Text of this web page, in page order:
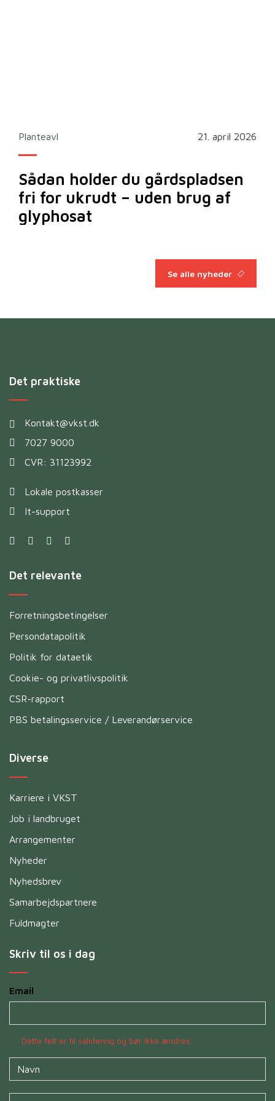
Planteavl 21. april 2026
Sådan holder du gårdspladsen
fri for ukrudt – uden brug af
glyphosat
Se alle nyheder
Det praktiske
Kontakt@vkst.dk
7027 9000
CVR: 31123992
Lokale postkasser
It-support
Det relevante
Forretningsbetingelser
Persondatapolitik
Politik for dataetik
Cookie- og privatlivspolitik
CSR-rapport
PBS betalingsservice / Leverandørservice
Diverse
Karriere i VKST
Job i landbruget
Arrangementer
Nyheder
Nyhedsbrev
Samarbejdspartnere
Fuldmagter
Skriv til os i dag
Email
Dette felt er til validering og bør ikke ændres.